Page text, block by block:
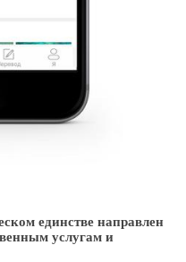
единстве направлен
услугам и